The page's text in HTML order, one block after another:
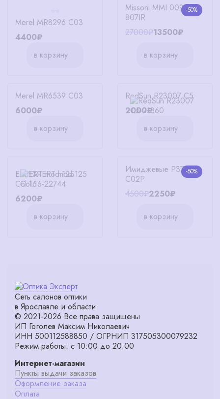
Merel MR8296 C03
4400₽
в корзину
-50%
Missoni MMI 0095/S
807IR
27000₽13500₽
в корзину
Merel MR6539 C03
6000₽
в корзину
RedSun R23007 C5
2000₽
в корзину
EXPERT mod.125
Col.16
6200₽
в корзину
-50%
Имиджевые P372
C02P
4500₽2250₽
в корзину
Сеть салонов оптики
в Ярославле и области
© 2021-2026 Все права защищены
ИП Гоголев Максим Николаевич
ИНН 500112588850 / ОГРНИП 317505300079232
Режим работы: с 10:00 до 20:00
Интернет-магазин
Пункты выдачи заказов
Оформление заказа
Оплата